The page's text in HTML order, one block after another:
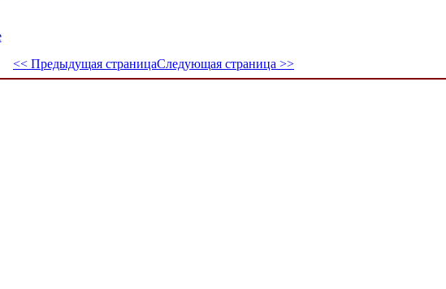
<< Предыдущая страницаСледующая страница >>